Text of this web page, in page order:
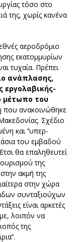
τόσο στο
της, χωρίς κανένα
αεροδρόμιο
εκατομμυρίων
τυχαία. Πρέπει
ανάπλασης,
εργολαβικής-
μέτωπο του
που ανακοινώθηκε
Σχέδιο
και ‘’υπερ-
του εμβαδού
θα επαληθευτεί
της
ακμή της
στην χώρα
συνταξιούχων
είναι αρκετές
λοιπόν να
της